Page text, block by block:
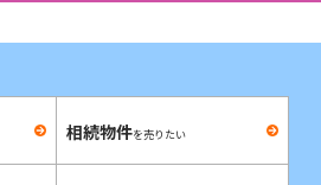
相続物件を売りたい